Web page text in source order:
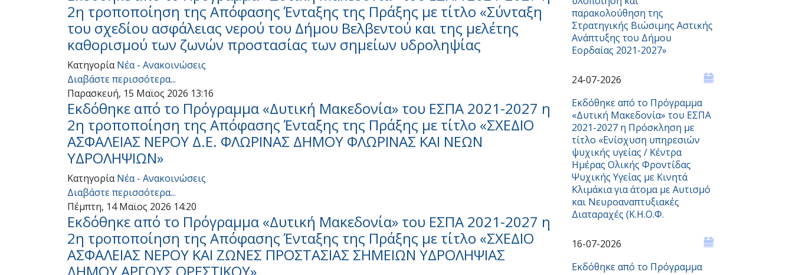
2η τροποποίηση της Απόφασης Ένταξης της Πράξης με τίτλο «Σύνταξη
του σχεδίου ασφάλειας νερού του Δήμου Βελβεντού και της μελέτης
καθορισμού των ζωνών προστασίας των σημείων υδροληψίας
Κατηγορία Νέα - Ανακοινώσεις
Διαβάστε περισσότερα...
Παρασκευή, 15 Μαϊος 2026 13:16
Εκδόθηκε από το Πρόγραμμα «Δυτική Μακεδονία» του ΕΣΠΑ 2021-2027 η
2η τροποποίηση της Απόφασης Ένταξης της Πράξης με τίτλο «ΣΧΕΔΙΟ
ΑΣΦΑΛΕΙΑΣ ΝΕΡΟΥ Δ.Ε. ΦΛΩΡΙΝΑΣ ΔΗΜΟΥ ΦΛΩΡΙΝΑΣ ΚΑΙ ΝΕΩΝ
ΥΔΡΟΛΗΨΙΩΝ»
Κατηγορία Νέα - Ανακοινώσεις
Διαβάστε περισσότερα...
Πέμπτη, 14 Μαϊος 2026 14:20
Εκδόθηκε από το Πρόγραμμα «Δυτική Μακεδονία» του ΕΣΠΑ 2021-2027 η
2η τροποποίηση της Απόφασης Ένταξης της Πράξης με τίτλο «ΣΧΕΔΙΟ
ΑΣΦΑΛΕΙΑΣ ΝΕΡΟΥ ΚΑΙ ΖΩΝΕΣ ΠΡΟΣΤΑΣΙΑΣ ΣΗΜΕΙΩΝ ΥΔΡΟΛΗΨΙΑΣ
παρακολούθηση της
Στρατηγικής Βιώσιμης Αστικής
Ανάπτυξης του Δήμου
Εορδαίας 2021-2027»
24-07-2026
Εκδόθηκε από το Πρόγραμμα
«Δυτική Μακεδονία» του ΕΣΠΑ
2021-2027 η Πρόσκληση με
τίτλο «Ενίσχυση υπηρεσιών
ψυχικής υγείας / Κέντρα
Ημέρας Ολικής Φροντίδας
Ψυχικής Υγείας με Κινητά
Κλιμάκια για άτομα με Αυτισμό
και Νευροαναπτυξιακές
Διαταραχές (Κ.Η.Ο.Φ.
16-07-2026
Εκδόθηκε από το Πρόγραμμα